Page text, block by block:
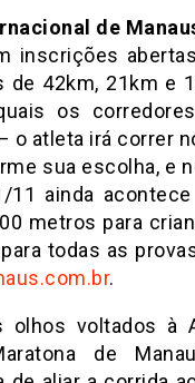
de
inscrições
42km, 21km e
os
o atleta irá correr
sua escolha, e
ainda
metros para
todas as
.
voltados à
de